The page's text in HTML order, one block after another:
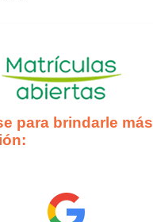
para brindarle más